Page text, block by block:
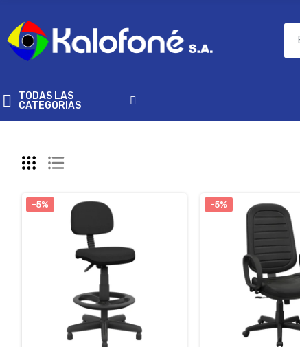
TODAS LAS
CATEGORIAS
-5% -5%